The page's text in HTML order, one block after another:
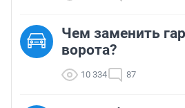
Чем заменить
ворота?
10 334 87